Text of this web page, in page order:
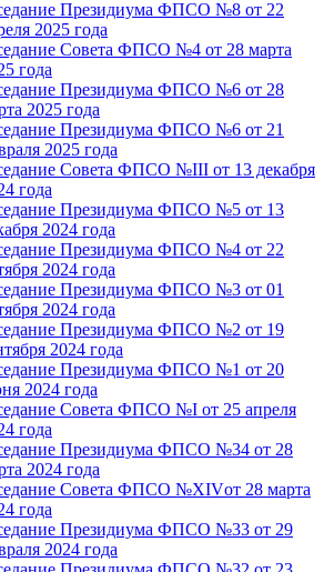
Президиума ФПСО №8 от 22
2025 года
Совета ФПСО №4 от 28 марта
года
Президиума ФПСО №6 от 28
2025 года
Президиума ФПСО №6 от 21
2025 года
Совета ФПСО №III от 13 декабря
года
Президиума ФПСО №5 от 13
2024 года
Президиума ФПСО №4 от 22
2024 года
Президиума ФПСО №3 от 01
2024 года
Президиума ФПСО №2 от 19
2024 года
Президиума ФПСО №1 от 20
2024 года
Совета ФПСО №I от 25 апреля
года
Президиума ФПСО №34 от 28
2024 года
Совета ФПСО №XIVот 28 марта
года
Президиума ФПСО №33 от 29
2024 года